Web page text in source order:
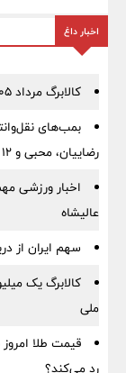
اخبار داغ
کالابرگ مرداد ۱۴۰۵ واریز شد + جدول کامل
بمب‌های
رضاییان، محبی و ۱۲ ستاره لو رفت
اخبار ورزشی
عالیشاه
سهم ایران از دریای خزر
کالابرگ یک
ملی
رد می‌کند؟